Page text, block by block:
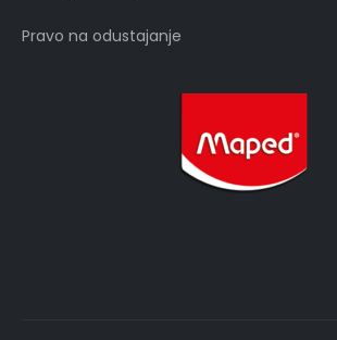
Pravo na odustajanje